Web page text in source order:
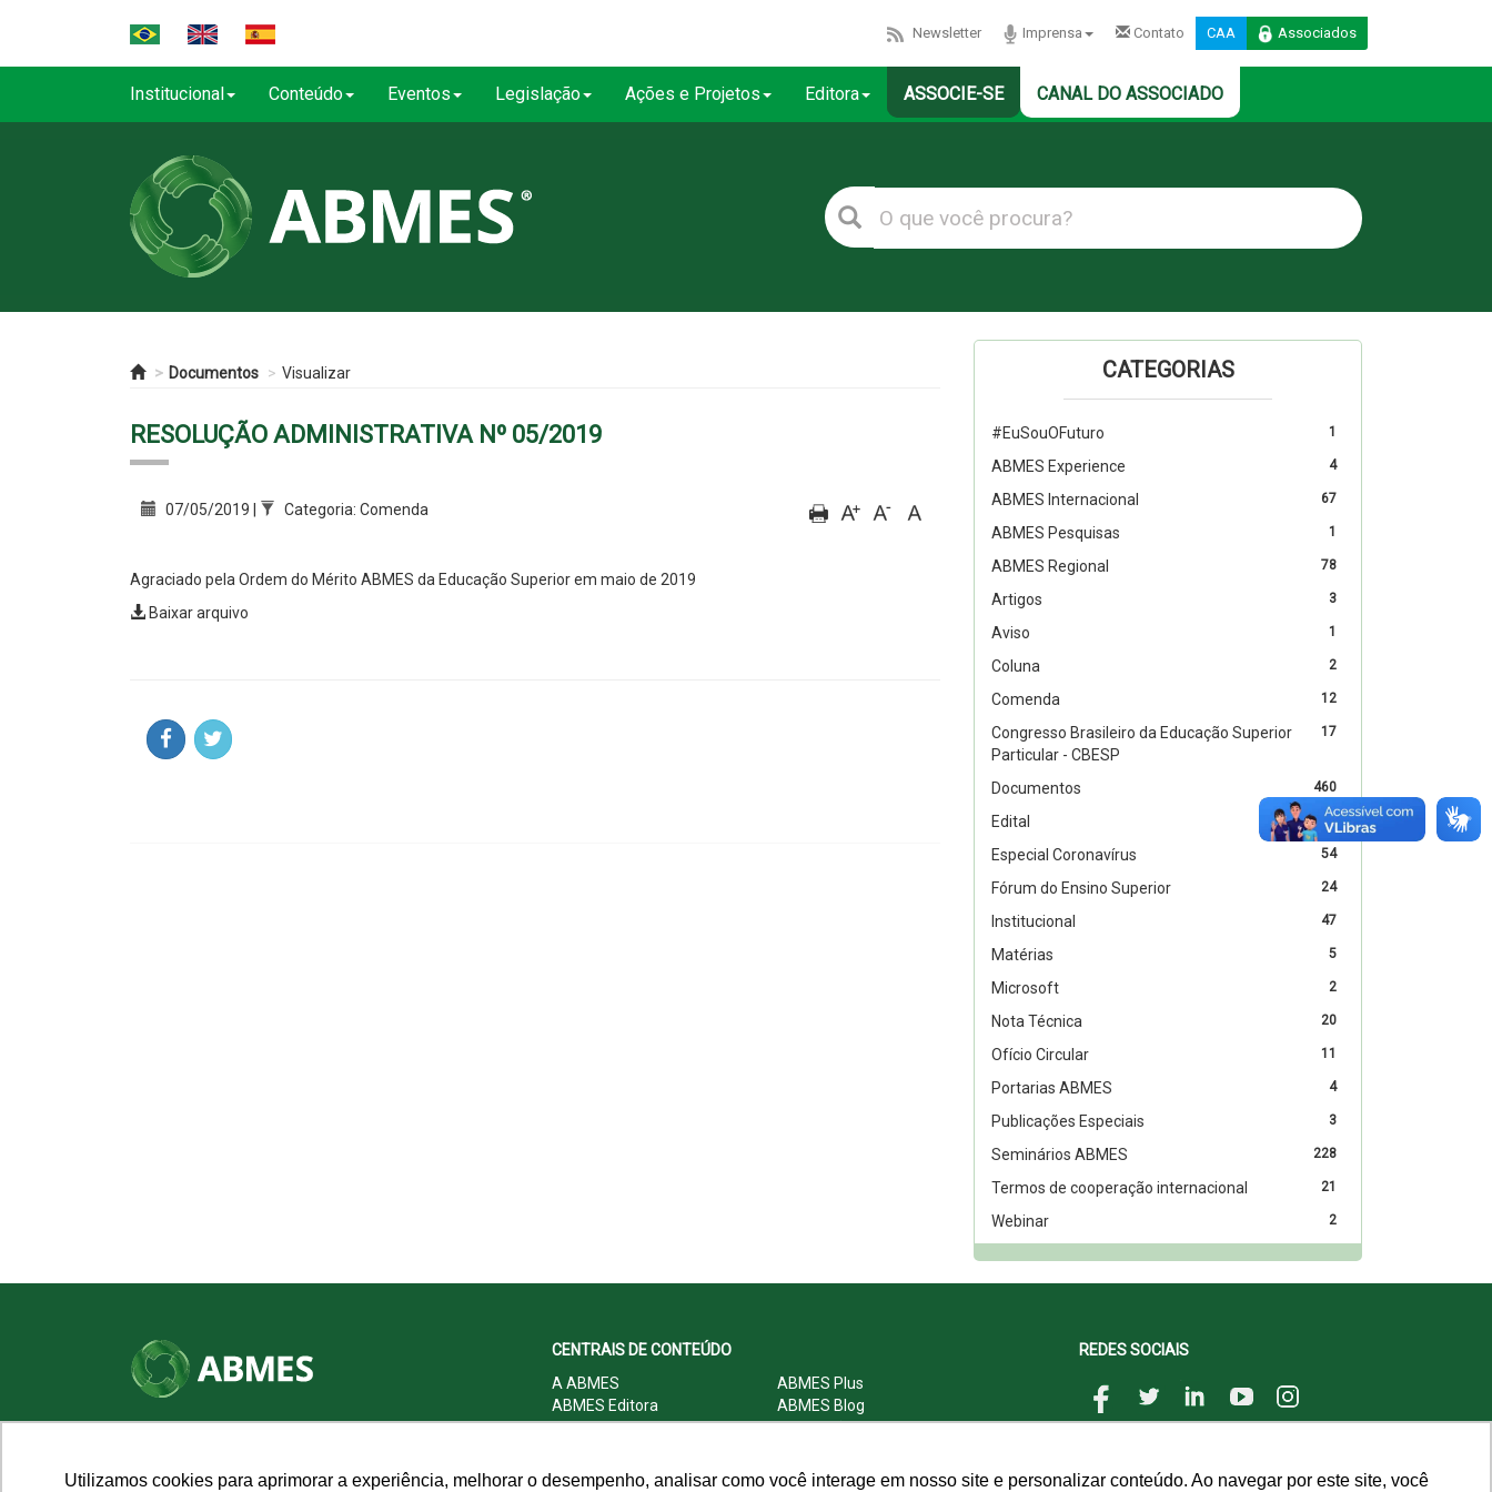
Utilizamos cookies para aprimorar a experiência, melhorar o desempenho, analisar como você interage em nosso site e personalizar conteúdo. Ao navegar por este site, você
Newsletter Imprensa Contato CAA Associados
Institucional Conteúdo Eventos Legislação Ações e Projetos Editora ASSOCIE-SE CANAL DO ASSOCIADO
Documentos Visualizar
RESOLUÇÃO ADMINISTRATIVA Nº 05/2019
07/05/2019 | Categoria: Comenda
Agraciado pela Ordem do Mérito ABMES da Educação Superior em maio de 2019
Baixar arquivo
CATEGORIAS
1
#EuSouOFuturo
4
ABMES Experience
67
ABMES Internacional
1
ABMES Pesquisas
78
ABMES Regional
3
Artigos
1
Aviso
2
Coluna
12
Comenda
17
Congresso Brasileiro da Educação Superior
Particular - CBESP
460
Documentos
4
Edital
54
Especial Coronavírus
24
Fórum do Ensino Superior
47
Institucional
5
Matérias
2
Microsoft
20
Nota Técnica
11
Ofício Circular
4
Portarias ABMES
3
Publicações Especiais
228
Seminários ABMES
21
Termos de cooperação internacional
2
Webinar
CEP: 70.701-060 - Asa Norte, Brasília/DF
CENTRAIS DE CONTEÚDO
A ABMES
ABMES Plus
ABMES Editora
ABMES Blog
ABMES LInC
Legislação
Central do Associado ABMES
Contato
REDES SOCIAIS